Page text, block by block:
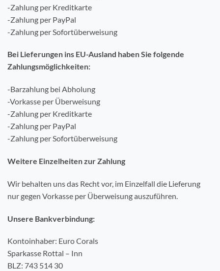
-Zahlung per Kreditkarte
-Zahlung per PayPal
-Zahlung per Sofortüberweisung
Bei Lieferungen ins EU-Ausland haben Sie folgende
Zahlungsmöglichkeiten:
-Barzahlung bei Abholung
-Vorkasse per Überweisung
-Zahlung per Kreditkarte
-Zahlung per PayPal
-Zahlung per Sofortüberweisung
Weitere Einzelheiten zur Zahlung
Wir behalten uns das Recht vor, im Einzelfall die Lieferung
nur gegen Vorkasse per Überweisung auszuführen.
Unsere Bankverbindung:
Kontoinhaber: Euro Corals
Sparkasse Rottal – Inn
BLZ: 743 514 30